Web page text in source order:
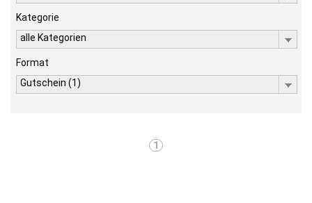
Kategorie
alle Kategorien
Format
Gutschein (1)
1